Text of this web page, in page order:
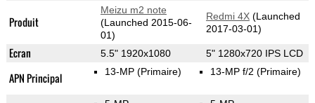
Produit
Meizu m2 note
(Launched 2015-06-
01)
Redmi 4X(Launched
2017-03-01)
Ecran 5.5" 1920x1080 5" 1280x720 IPS LCD
APN Principal 13-MP (Primaire) 13-MP f/2 (Primaire)